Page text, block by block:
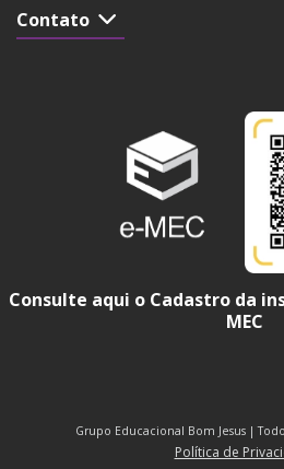
Contato
Consulte aqui o Cadastro da
MEC
Grupo Educacional Bom Jesus |
Política de